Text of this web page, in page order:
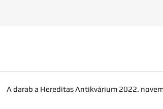
A darab a Hereditas Antikvárium 2022.